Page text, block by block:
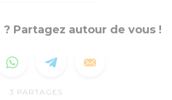
? Partagez autour de vous !
3 PARTAGES